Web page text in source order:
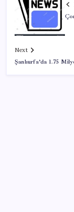
Next
Şanlıurfa’da 1.75